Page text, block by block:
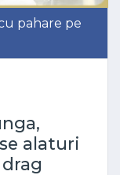
pahare pe
alaturi